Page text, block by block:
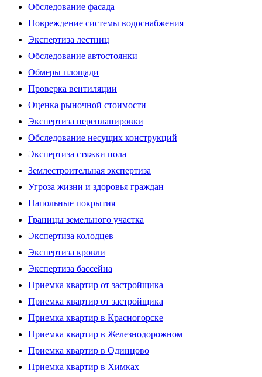
Обследование фасада
Повреждение системы водоснабжения
Экспертиза лестниц
Обследование автостоянки
Обмеры площади
Проверка вентиляции
Оценка рыночной стоимости
Экспертиза перепланировки
Обследование несущих конструкций
Экспертиза стяжки пола
Землестроительная экспертиза
Угроза жизни и здоровья граждан
Напольные покрытия
Границы земельного участка
Экспертиза колодцев
Экспертиза кровли
Экспертиза бассейна
Приемка квартир от застройщика
Приемка квартир от застройщика
Приемка квартир в Красногорске
Приемка квартир в Железнодорожном
Приемка квартир в Одинцово
Приемка квартир в Химках